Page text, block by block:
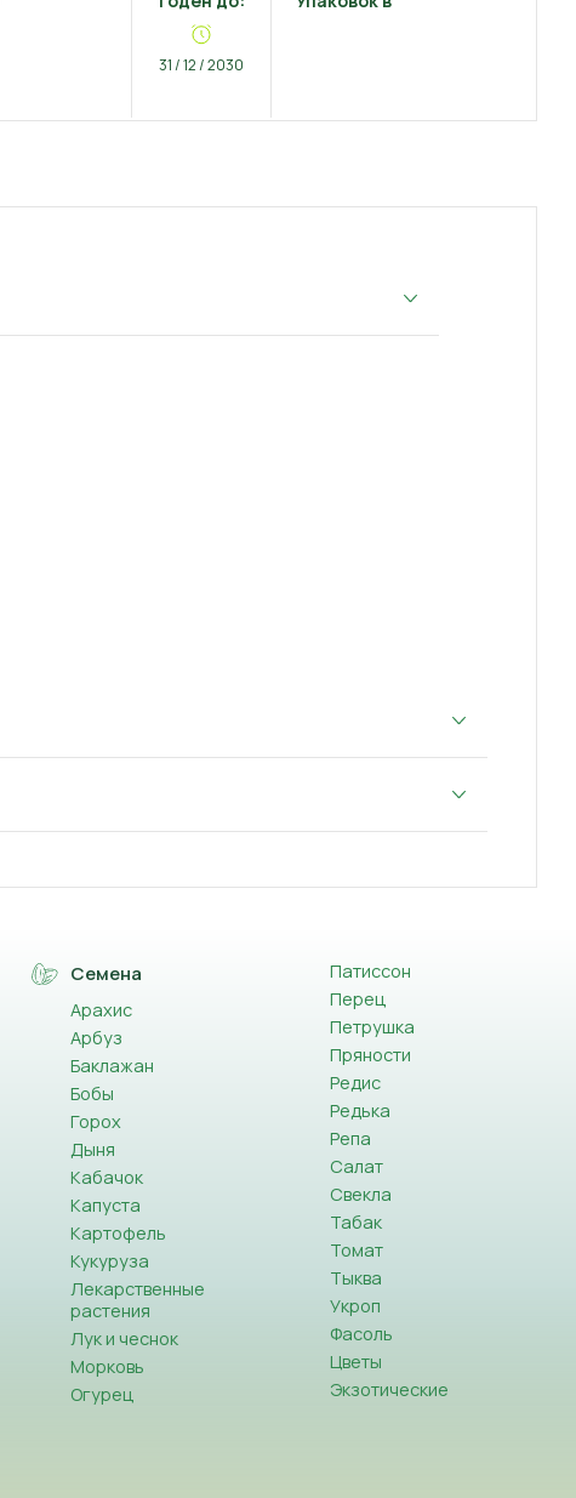
31 / 12 / 2030
Семена
Арахис
Арбуз
Баклажан
Бобы
Горох
Дыня
Кабачок
Капуста
Картофель
Кукуруза
Лекарственные
растения
Лук и чеснок
Морковь
Огурец
Патиссон
Перец
Петрушка
Пряности
Редис
Редька
Репа
Салат
Свекла
Табак
Томат
Тыква
Укроп
Фасоль
Цветы
Экзотические